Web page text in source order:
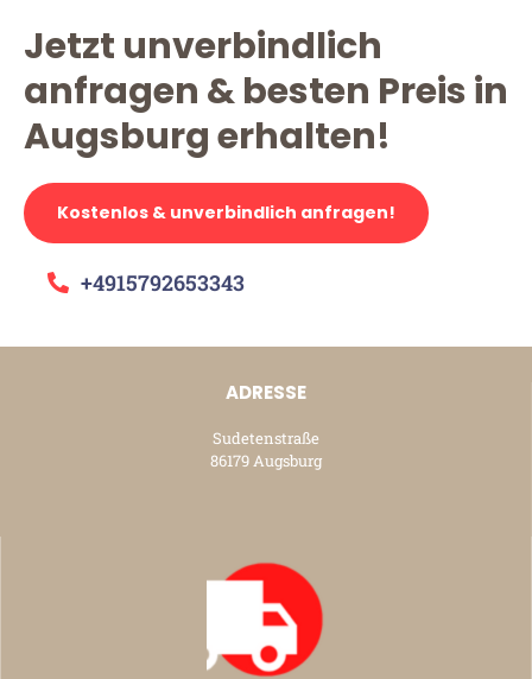
Jetzt unverbindlich
anfragen & besten Preis in
Augsburg erhalten!
Kostenlos & unverbindlich anfragen!
+4915792653343
ADRESSE
Sudetenstraße
86179 Augsburg